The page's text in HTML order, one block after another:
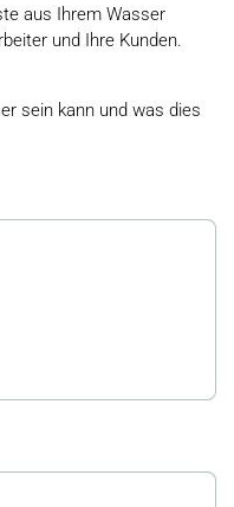
aus Ihrem Wasser
und Ihre Kunden.
sein kann und was dies